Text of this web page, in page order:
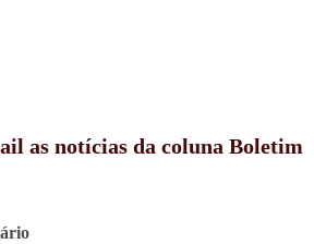
as notícias da coluna Boletim